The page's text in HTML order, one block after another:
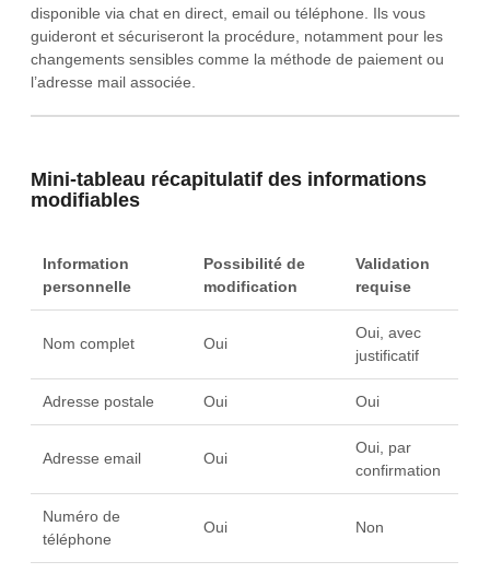
disponible via chat en direct, email ou téléphone. Ils vous
guideront et sécuriseront la procédure, notamment pour les
changements sensibles comme la méthode de paiement ou
l’adresse mail associée.
Mini-tableau récapitulatif des informations
modifiables
Information
personnelle
Possibilité de
modification
Validation
requise
Nom complet Oui
Oui, avec
justificatif
Adresse postale Oui Oui
Adresse email Oui
Oui, par
confirmation
Numéro de
téléphone
Oui Non